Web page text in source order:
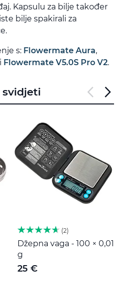
Kapsulu za bilje također
bilje spakirali za
s: Flowermate Aura,
i Flowermate V5.0S Pro V2.
svidjeti
2
Džepna vaga - 100 × 0,01
g
25 €